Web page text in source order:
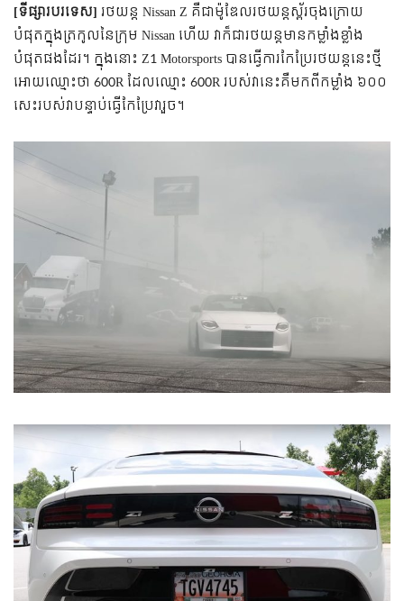
[ទីផ្សារបរទេស] រថយន្ត Nissan Z គឺជា​ម៉ូឌែលរថយន្តស្ព័រ​ចុងក្រោយ​
បំផុត​ក្នុង​ត្រកូលនៃក្រុម ​Nissan ហើយ វាក៏ជារថយន្តមានកម្លាំងខ្លាំង
បំផុតផងដែរ។ ក្នុងនោះ Z1 Motorsports បានធ្វើការកែប្រែរថយន្តនេះថ្មី
អោយឈ្មោះថា 600R ដែលឈ្មោះ 600R របស់វានេះគឺមកពីកម្លាំង ៦០០​
សេះរបស់វាបន្ទាប់ធ្វើកែប្រែវារួច។